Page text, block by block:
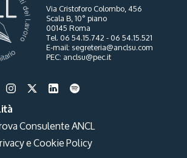
Via Cristoforo Colombo, 456
Scala B, 10° piano
00145 Roma
Tel. 06 54.15.742 - 06 54.15.521
E-mail: segreteria@anclsu.com
PEC: anclsu@pec.it
Consulente ANCL
e Cookie Policy